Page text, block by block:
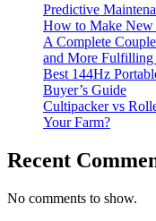
Predictive
How to Make New
A Complete
and More Fulfilling
Best 144Hz
Buyer’s Guide
Cultipacker vs
Your Farm?
Recent
No comments to show.